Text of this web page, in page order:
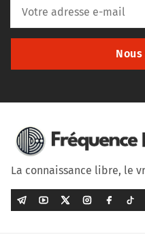
La connaissance libre, le